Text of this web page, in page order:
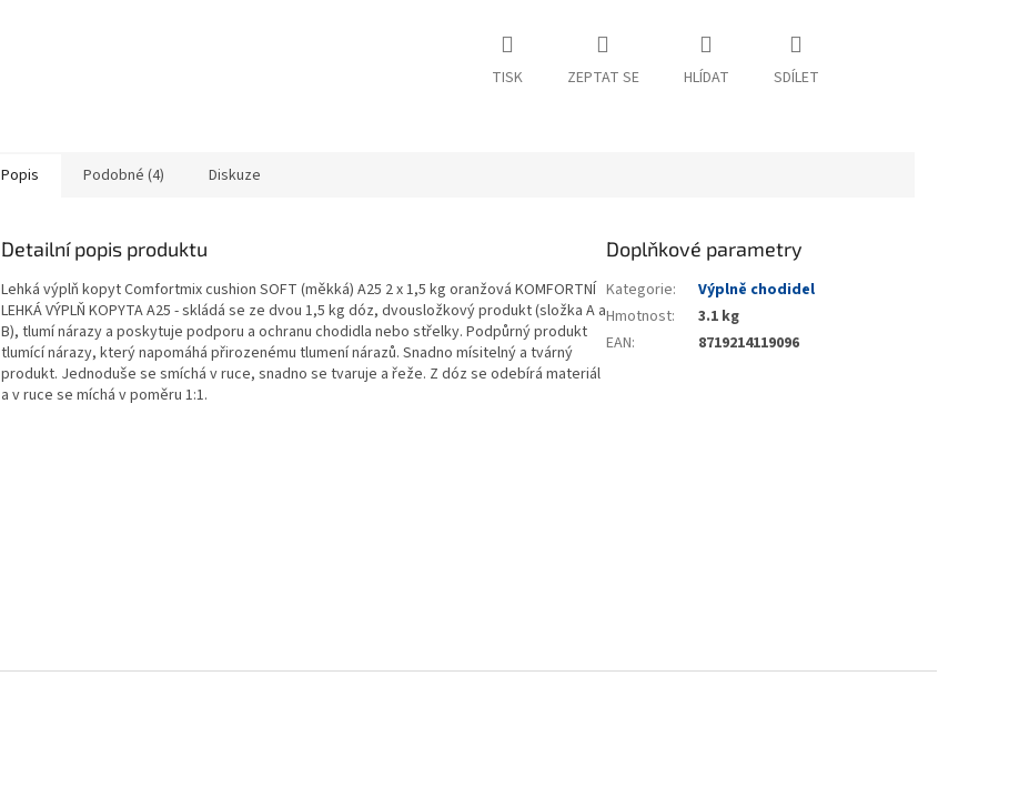
TISK ZEPTAT SE HLÍDAT SDÍLET
Popis Podobné (4) Diskuze
Detailní popis produktu
Lehká výplň kopyt Comfortmix cushion SOFT (měkká) A25 2 x 1,5 kg oranžová KOMFORTNÍ
LEHKÁ VÝPLŇ KOPYTA A25 - skládá se ze dvou 1,5 kg dóz, dvousložkový produkt (složka A a
B), tlumí nárazy a poskytuje podporu a ochranu chodidla nebo střelky. Podpůrný produkt
tlumící nárazy, který napomáhá přirozenému tlumení nárazů. Snadno mísitelný a tvárný
produkt. Jednoduše se smíchá v ruce, snadno se tvaruje a řeže. Z dóz se odebírá materiál
a v ruce se míchá v poměru 1:1.
Doplňkové parametry
Kategorie:
Výplně chodidel
Hmotnost:
3.1 kg
EAN: 8719214119096